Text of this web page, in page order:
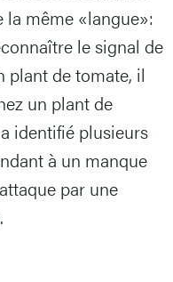
même «langue»:
le signal de
plant de tomate, il
un plant de
identifié plusieurs
à un manque
par une